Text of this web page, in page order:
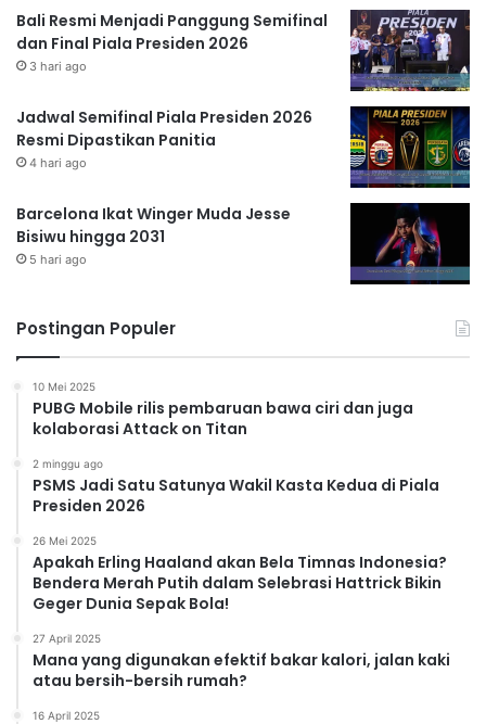
Bali Resmi Menjadi Panggung Semifinal
dan Final Piala Presiden 2026
3 hari ago
Jadwal Semifinal Piala Presiden 2026
Resmi Dipastikan Panitia
4 hari ago
Barcelona Ikat Winger Muda Jesse
Bisiwu hingga 2031
5 hari ago
Postingan Populer
10 Mei 2025
PUBG Mobile rilis pembaruan bawa ciri dan juga
kolaborasi Attack on Titan
2 minggu ago
PSMS Jadi Satu Satunya Wakil Kasta Kedua di Piala
Presiden 2026
26 Mei 2025
Apakah Erling Haaland akan Bela Timnas Indonesia?
Bendera Merah Putih dalam Selebrasi Hattrick Bikin
Geger Dunia Sepak Bola!
27 April 2025
Mana yang digunakan efektif bakar kalori, jalan kaki
atau bersih-bersih rumah?
16 April 2025